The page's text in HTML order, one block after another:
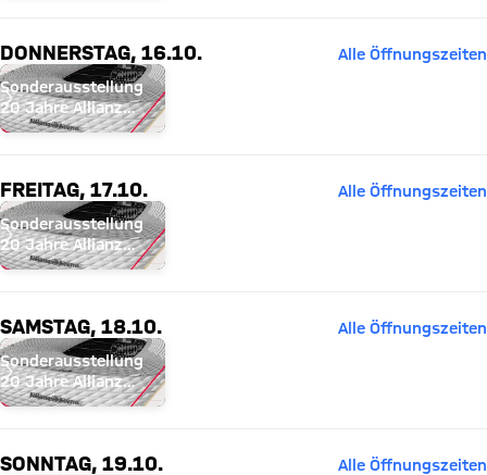
DONNERSTAG, 16.10.
Alle Öffnungszeiten
Sonderausstellung
20 Jahre Allianz
Arena
FREITAG, 17.10.
Alle Öffnungszeiten
Sonderausstellung
20 Jahre Allianz
Arena
SAMSTAG, 18.10.
Alle Öffnungszeiten
Sonderausstellung
20 Jahre Allianz
Arena
SONNTAG, 19.10.
Alle Öffnungszeiten